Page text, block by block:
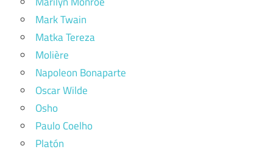
Mark Twain
Matka Tereza
Molière
Napoleon Bonaparte
Oscar Wilde
Osho
Paulo Coelho
Platón